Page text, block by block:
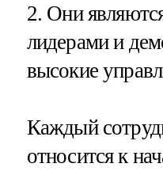
2. Они
лидерами и
высокие
Каждый
относится к